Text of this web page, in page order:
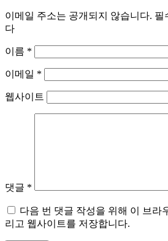
이메일 주소는 공개되지 않습니다. 필
다
이름 *
이메일 *
웹사이트
댓글 *
다음 번 댓글 작성을 위해 이 브라
리고 웹사이트를 저장합니다.